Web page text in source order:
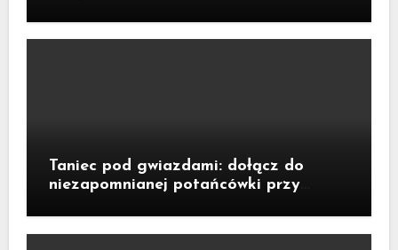
Taniec pod gwiazdami: dołącz do
niezapomnianej potańcówki przy